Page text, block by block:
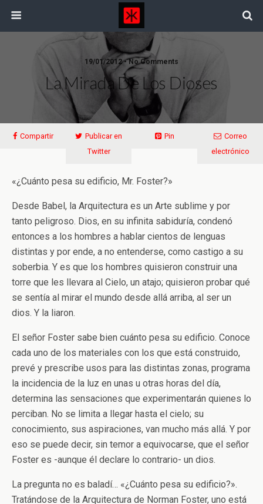
19/01/2012 • No Comments
La Mirada De Los Dioses
Compartir
Publicar en
Twitter
Pin
Correo
electrónico
«¿Cuánto pesa su edificio, Mr. Foster?»
Desde Babel, la Arquitectura es un Arte sublime y por
tanto peligroso. Dios, en su infinita sabiduría, condenó
entonces a los hombres a hablar cientos de lenguas
distintas y por ende, a no entenderse, como castigo a su
soberbia. Y es que los hombres quisieron construir una
torre que les llevara al Cielo, un atajo; quisieron probar qué
se sentía al mirar el mundo desde allá arriba, al ser un
dios. Y la liaron.
El señor Foster sabe bien cuánto pesa su edificio. Conoce
cada uno de los materiales con los que está construido,
prevé y prescribe usos para las distintas zonas, programa
la incidencia de la luz en unas u otras horas del día,
determina las sensaciones que experimentarán quienes lo
perciban. No se limita a llegar hasta el cielo; su
conocimiento, sus aspiraciones, van mucho más allá. Y por
eso se puede decir, sin temor a equivocarse, que el señor
Foster es -aunque él declare lo contrario- un dios.
La pregunta no es baladí… «¿Cuánto pesa su edificio?».
Tratándose de la Arquitectura de Norman Foster, uno está